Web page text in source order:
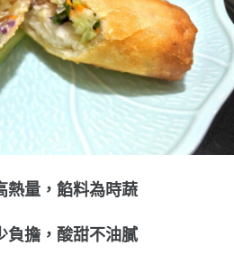
熱量，餡料為時蔬
負擔，酸甜不油膩